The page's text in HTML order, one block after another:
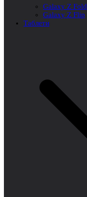
Galaxy Z Fold
Galaxy Z Flip
Таблети